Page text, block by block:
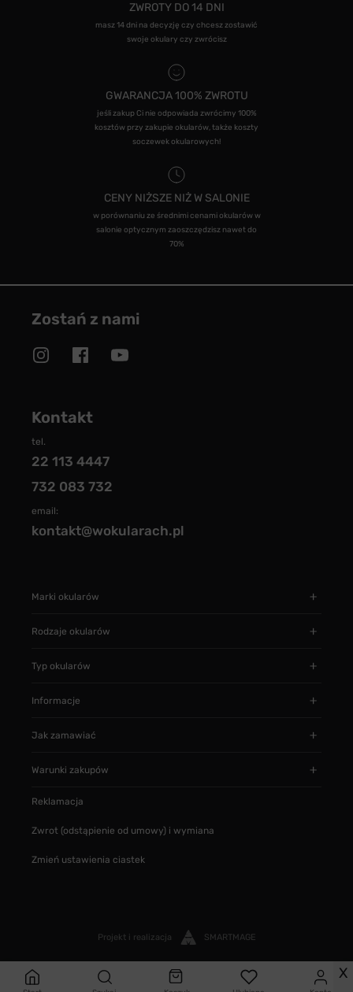
ZWROTY DO 14 DNI
masz 14 dni na decyzję czy chcesz zostawić
swoje okulary czy zwrócisz
GWARANCJA 100% ZWROTU
jeśli zakup Ci nie odpowiada zwrócimy 100%
kosztów przy zakupie okularów, także koszty
soczewek okularowych!
CENY NIŻSZE NIŻ W SALONIE
w porównaniu ze średnimi cenami okularów w
salonie optycznym zaoszczędzisz nawet do
70%
Zostań z nami
Kontakt
tel.
22 113 4447
732 083 732
email:
kontakt@wokularach.pl
Marki okularów
Rodzaje okularów
Typ okularów
Informacje
Jak zamawiać
Warunki zakupów
Reklamacja
Zwrot (odstąpienie od umowy) i wymiana
Zmień ustawienia ciastek
Projekt i realizacja SMARTMAGE
X